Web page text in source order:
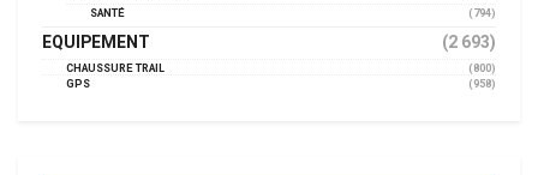
SANTÉ
(794)
EQUIPEMENT (2 693)
CHAUSSURE TRAIL
(800)
GPS
(958)